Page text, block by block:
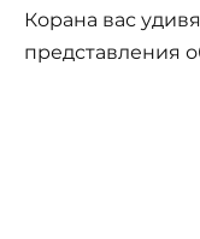
Корана вас
представления